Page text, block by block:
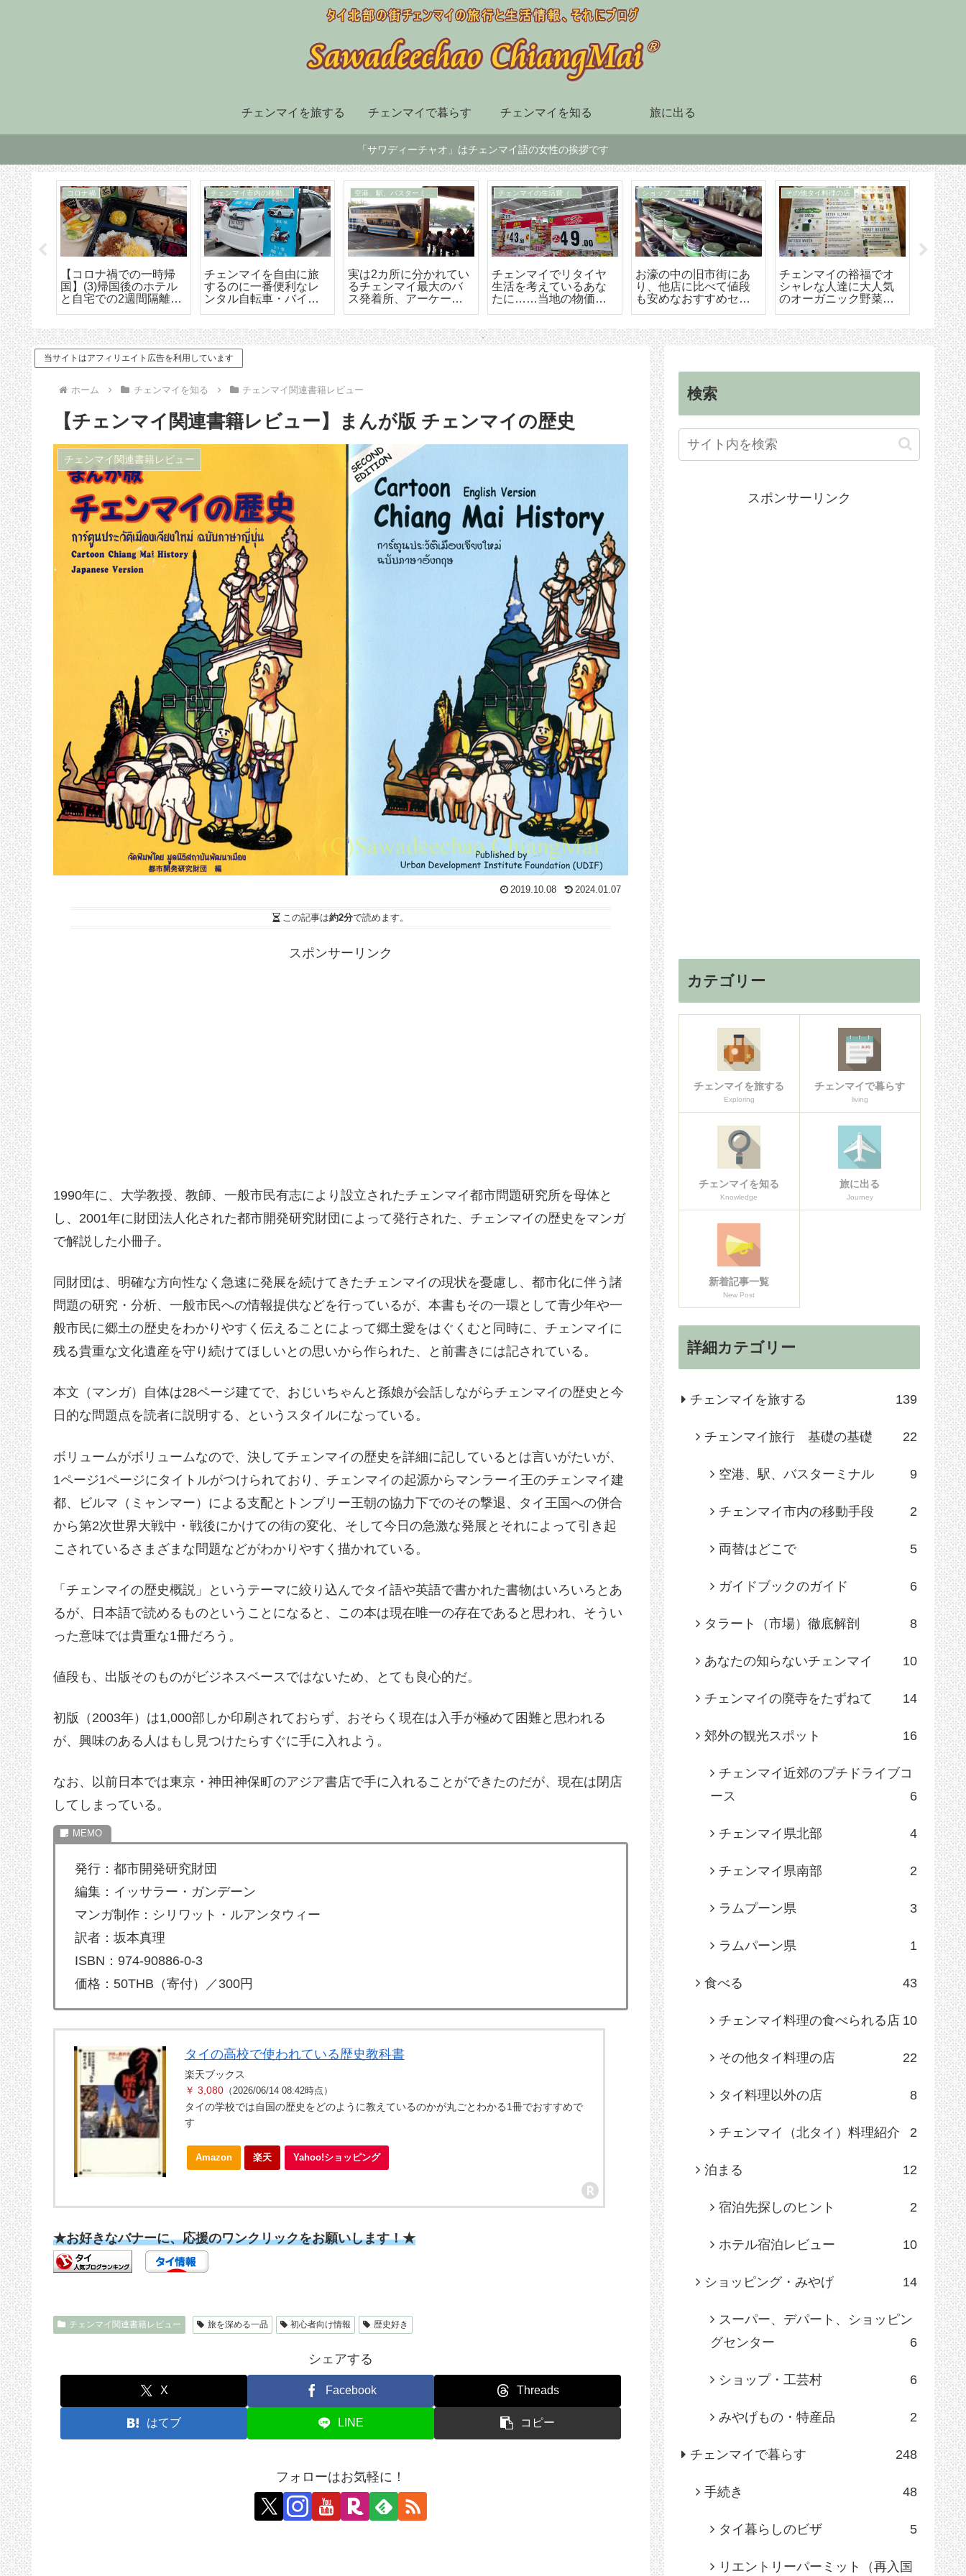
チェンマイを旅する チェンマイで暮らす チェンマイを知る 旅に出る
「サワディーチャオ」はチェンマイ語の女性の挨拶です
でオ
人気
菜創
ラン
住まい探し
チェンマイ長期滞在の
ための住まい探しはこ
うやろう エリア選び
TM30
TM-30とは何か、初回届
け出の方法などの詳細
な解説
チェンマイ市内の移動手段
BTSも地下鉄もないチ
ェンマイはソンテウで
の移動が便利で楽しい
スーパー、デパート、ショッピングセンター
チェンマイ最大の高級
のショッピングセンタ
ー「セントラルフェス
90日レポート
「90日レポート」を提
出する
タイ暮らしのビザ
チェンマイ（タイ）長
期滞在生活のためのリ
タイヤメント（NON-
【
マイ空
ド 降
ら市内
手続き
当サイトはアフィリエイト広告を利用しています
ホーム チェンマイを知る チェンマイ関連書籍レビュー
【チェンマイ関連書籍レビュー】まんが版 チェンマイの歴史
チェンマイ関連書籍レビュー
2019.10.08 2024.01.07
この記事は約2分で読めます。
スポンサーリンク
1990年に、大学教授、教師、一般市民有志により設立されたチェンマイ都市問題研究所を母体と
し、2001年に財団法人化された都市開発研究財団によって発行された、チェンマイの歴史をマンガ
で解説した小冊子。
同財団は、明確な方向性なく急速に発展を続けてきたチェンマイの現状を憂慮し、都市化に伴う諸
問題の研究・分析、一般市民への情報提供などを行っているが、本書もその一環として青少年や一
般市民に郷土の歴史をわかりやすく伝えることによって郷土愛をはぐくむと同時に、チェンマイに
残る貴重な文化遺産を守り続けてほしいとの思いから作られた、と前書きには記されている。
本文（マンガ）自体は28ページ建てで、おじいちゃんと孫娘が会話しながらチェンマイの歴史と今
日的な問題点を読者に説明する、というスタイルになっている。
ボリュームがボリュームなので、決してチェンマイの歴史を詳細に記しているとは言いがたいが、
1ページ1ページにタイトルがつけられており、チェンマイの起源からマンラーイ王のチェンマイ建
都、ビルマ（ミャンマー）による支配とトンブリー王朝の協力下でのその撃退、タイ王国への併合
から第2次世界大戦中・戦後にかけての街の変化、そして今日の急激な発展とそれによって引き起
こされているさまざまな問題などがわかりやすく描かれている。
「チェンマイの歴史概説」というテーマに絞り込んでタイ語や英語で書かれた書物はいろいろとあ
るが、日本語で読めるものということになると、この本は現在唯一の存在であると思われ、そうい
った意味では貴重な1冊だろう。
値段も、出版そのものがビジネスベースではないため、とても良心的だ。
初版（2003年）は1,000部しか印刷されておらず、おそらく現在は入手が極めて困難と思われる
が、興味のある人はもし見つけたらすぐに手に入れよう。
なお、以前日本では東京・神田神保町のアジア書店で手に入れることができたのだが、現在は閉店
してしまっている。
発行：都市開発研究財団
編集：イッサラー・ガンデーン
マンガ制作：シリワット・ルアンタウィー
訳者：坂本真理
ISBN：974-90886-0-3
価格：50THB（寄付）／300円
タイの高校で使われている歴史教科書
楽天ブックス
￥ 3,080（2026/06/14 08:42時点）
タイの学校では自国の歴史をどのように教えているのかが丸ごとわかる1冊でおすすめで
す
Amazon 楽天 Yahoo!ショッピング
★お好きなバナーに、応援のワンクリックをお願いします！★
チェンマイ関連書籍レビュー 旅を深める一品 初心者向け情報 歴史好き
シェアする
X Facebook Threads
はてブ LINE コピー
フォローはお気軽に！
検索
スポンサーリンク
カテゴリー
チェンマイを旅する
Exploring
チェンマイで暮らす
living
チェンマイを知る
Knowledge
旅に出る
Journey
新着記事一覧
New Post
詳細カテゴリー
チェンマイを旅する 139
チェンマイ旅行 基礎の基礎 22
空港、駅、バスターミナル 9
チェンマイ市内の移動手段 2
両替はどこで 5
ガイドブックのガイド 6
タラート（市場）徹底解剖 8
あなたの知らないチェンマイ 10
チェンマイの廃寺をたずねて 14
郊外の観光スポット 16
チェンマイ近郊のプチドライブコ
ース
6
チェンマイ県北部 4
チェンマイ県南部 2
ラムプーン県 3
ラムパーン県 1
食べる 43
チェンマイ料理の食べられる店 10
その他タイ料理の店 22
タイ料理以外の店 8
チェンマイ（北タイ）料理紹介 2
泊まる 12
宿泊先探しのヒント 2
ホテル宿泊レビュー 10
ショッピング・みやげ 14
スーパー、デパート、ショッピン
グセンター
6
ショップ・工芸村 6
みやげもの・特産品 2
チェンマイで暮らす 248
手続き 48
タイ暮らしのビザ 5
リエントリーパーミット（再入国